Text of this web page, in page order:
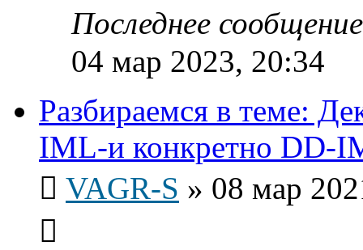
Последнее
04 мар 2023, 20:34
Разбираемся в теме:
IML-и конкретно DD-
VAGR-S » 08 мар